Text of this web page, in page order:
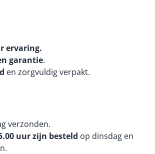
ervaring.
garantie.
en zorgvuldig verpakt.
verzonden.
uur zijn besteld op dinsdag en